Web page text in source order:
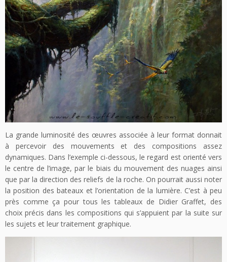
La grande luminosité des œuvres associée à leur format donnait
à percevoir des mouvements et des compositions assez
dynamiques. Dans l’exemple ci-dessous, le regard est orienté vers
le centre de l’image, par le biais du mouvement des nuages ainsi
que par la direction des reliefs de la roche. On pourrait aussi noter
la position des bateaux et l’orientation de la lumière. C’est à peu
près comme ça pour tous les tableaux de Didier Graffet, des
choix précis dans les compositions qui s’appuient par la suite sur
les sujets et leur traitement graphique.